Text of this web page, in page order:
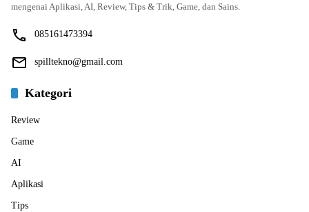
mengenai Aplikasi, AI, Review, Tips & Trik, Game, dan Sains.
085161473394
spilltekno@gmail.com
Kategori
Review
Game
AI
Aplikasi
Tips